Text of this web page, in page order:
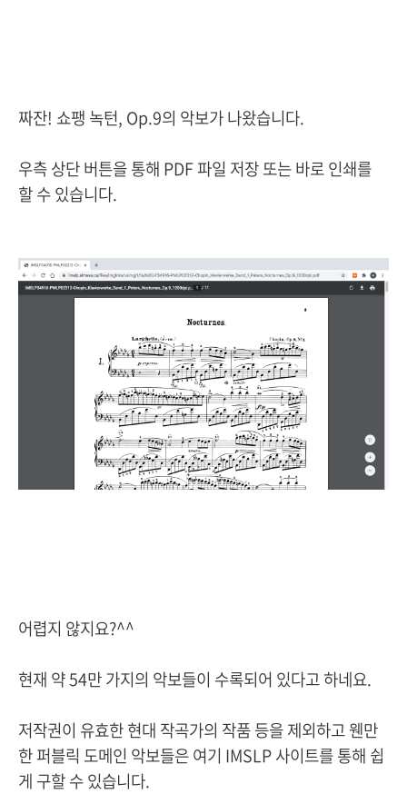
짜잔! 쇼팽 녹턴, Op.9의 악보가 나왔습니다.
우측 상단 버튼을 통해 PDF 파일 저장 또는 바로 인쇄를
할 수 있습니다.
어렵지 않지요?^^
현재 약 54만 가지의 악보들이 수록되어 있다고 하네요.
저작권이 유효한 현대 작곡가의 작품 등을 제외하고 웬만
한 퍼블릭 도메인 악보들은 여기 IMSLP 사이트를 통해 쉽
게 구할 수 있습니다.